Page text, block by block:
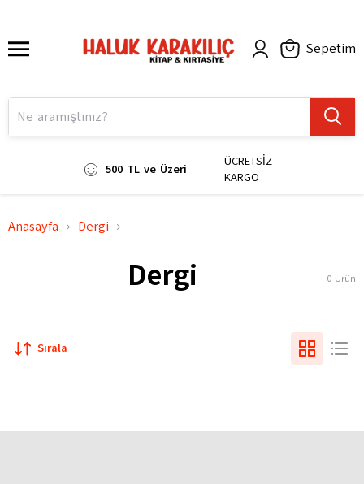
Sepetim
500 TL ve Üzeri
ÜCRETSİZ
KARGO
Anasayfa Dergi
Dergi 0 Ürün
Sırala